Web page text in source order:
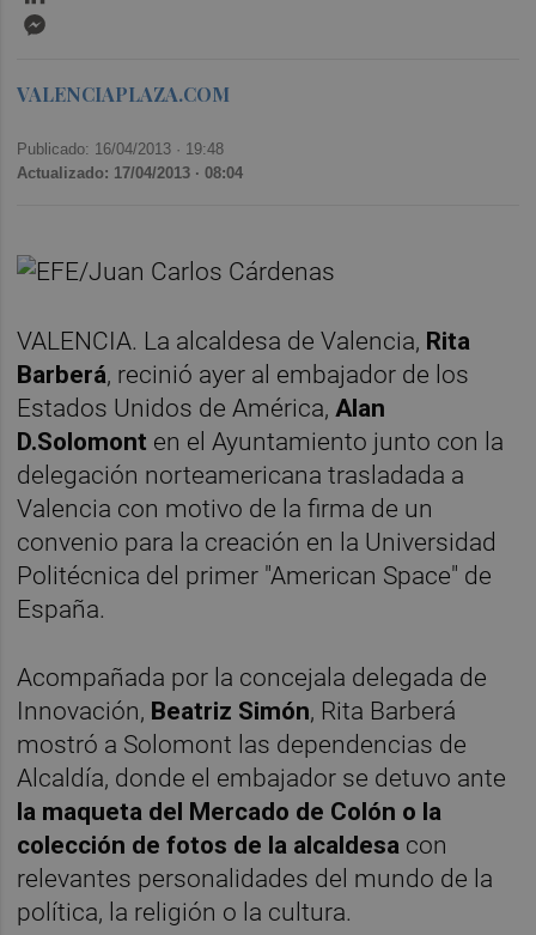
VALENCIAPLAZA.COM
Publicado: 16/04/2013 · 19:48
Actualizado: 17/04/2013 · 08:04
VALENCIA. La alcaldesa de Valencia, Rita
Barberá, recinió ayer al embajador de los
Estados Unidos de América, Alan
D.Solomont en el Ayuntamiento junto con la
delegación norteamericana trasladada a
Valencia con motivo de la firma de un
convenio para la creación en la Universidad
Politécnica del primer "American Space" de
España.
Acompañada por la concejala delegada de
Innovación, Beatriz Simón, Rita Barberá
mostró a Solomont las dependencias de
Alcaldía, donde el embajador se detuvo ante
la maqueta del Mercado de Colón o la
colección de fotos de la alcaldesa con
relevantes personalidades del mundo de la
política, la religión o la cultura.